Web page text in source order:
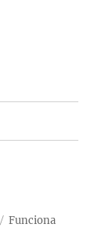
Funciona